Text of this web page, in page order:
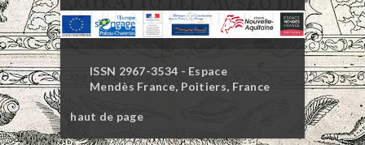
ISSN 2967-3534 - Espace
Mendès France, Poitiers, France
haut de page